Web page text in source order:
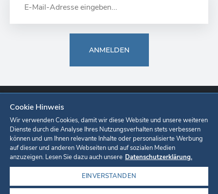
ANMELDEN
Europa-Park Ticketshop Onlineshop Karriere Unternehmen
Datenschutzerklärung Cookie-Einstellungen Impressum
Cookie Hinweis
Wir verwenden Cookies, damit wir diese Website und unsere weiteren
Dienste durch die Analyse Ihres Nutzungsverhalten stets verbessern
können und um Ihnen relevante Inhalte oder personalisierte Werbung
auf dieser und anderen Webseiten und auf sozialen Medien
anzuzeigen. Lesen Sie dazu auch unsere Datenschutzerklärung.
EINVERSTANDEN